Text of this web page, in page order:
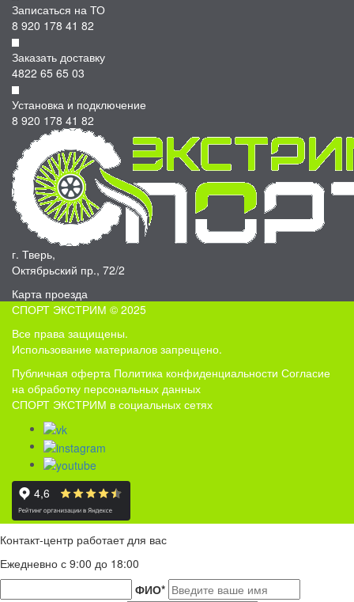
Записаться на ТО
8 920 178 41 82
Заказать доставку
4822 65 65 03
Установка и подключение
8 920 178 41 82
г. Тверь,
Октябрьский пр., 72/2
Карта проезда
СПОРТ ЭКСТРИМ © 2025
Все права защищены.
Использование материалов запрещено.
Публичная оферта Политика конфиденциальности Согласие
на обработку персональных данных
СПОРТ ЭКСТРИМ в социальных сетях
Контакт-центр работает для вас
Ежедневно с 9:00 до 18:00
ФИО*